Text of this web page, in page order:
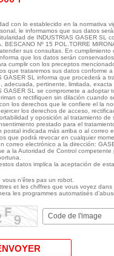
con lo establecido en la normativa
le informamos que sus datos
de INDUSTRIAS GASER SL
BESCANO Nº 15 POL.TORRE
sus consultas. En cumplimiento
que los datos serán
cumplir con los preceptos
que trataremos sus datos conforme
GASER SL informa que procederá a
adecuada, pertinente, limitada,
GASER SL se compromete a adoptar
o rectifiquen sin dilación cuando
los derechos que le confiere el la
los derechos de acceso,
y oposición al tratamiento
prestado para el
postal indicada más arriba o al correo
que podrá revocar en cualquier
correo electrónico a la dirección:
a la Autoridad de Control
datos implica la aceptación de esta
n’êtes pas un robot.
et les chiffres que vous voyez dans
les programmes automatisés